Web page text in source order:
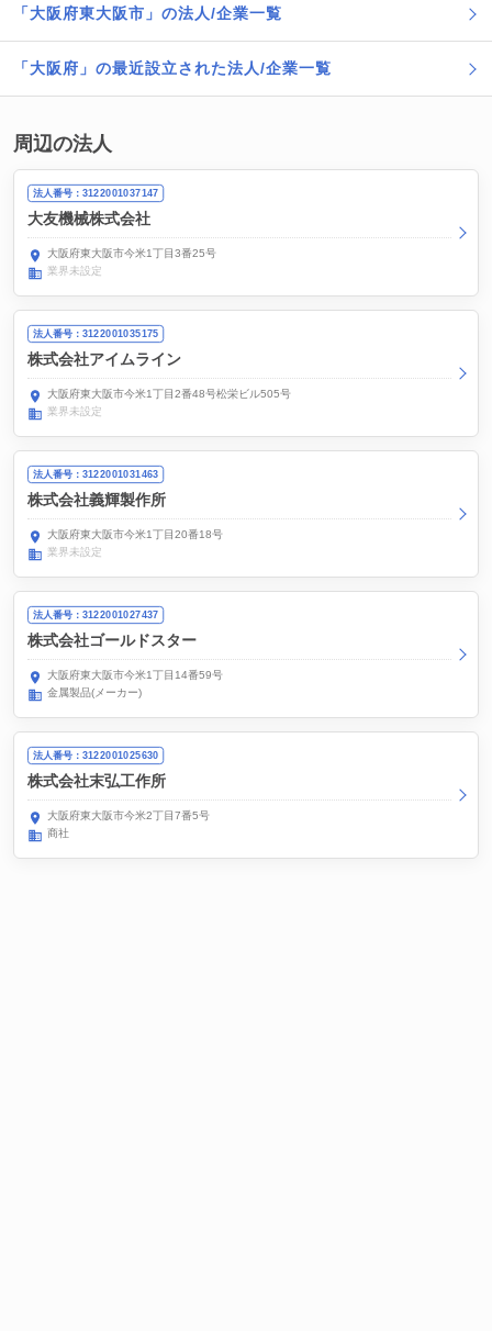
「大阪府東大阪市」の法人/企業一覧
「大阪府」の最近設立された法人/企業一覧
周辺の法人
法人番号：3122001037147
大友機械株式会社
大阪府東大阪市今米1丁目3番25号
業界未設定
法人番号：3122001035175
株式会社アイムライン
大阪府東大阪市今米1丁目2番48号松栄ビル505号
業界未設定
法人番号：3122001031463
株式会社義輝製作所
大阪府東大阪市今米1丁目20番18号
業界未設定
法人番号：3122001027437
株式会社ゴールドスター
大阪府東大阪市今米1丁目14番59号
金属製品(メーカー)
法人番号：3122001025630
株式会社末弘工作所
大阪府東大阪市今米2丁目7番5号
商社